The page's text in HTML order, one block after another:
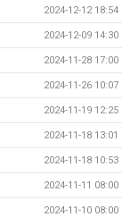
2024-12-12 18:54
2024-12-09 14:30
2024-11-28 17:00
2024-11-26 10:07
2024-11-19 12:25
2024-11-18 13:01
2024-11-18 10:53
2024-11-11 08:00
2024-11-10 08:00